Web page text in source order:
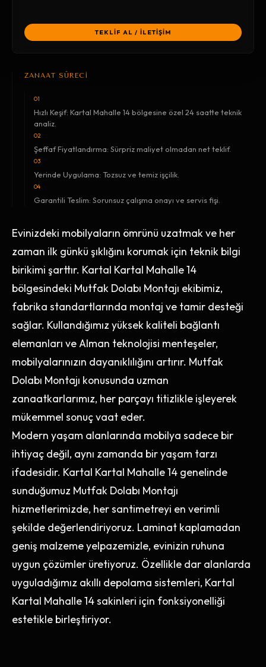
TEKLİF AL / İLETİŞİM
ZANAAT SÜRECİ
01
Hızlı Keşif: Kartal Mahalle 14 bölgesine özel 24 saatte teknik
analiz.
02
Şeffaf Fiyatlandırma: Sürpriz maliyet olmadan net teklif.
03
Yerinde Uygulama: Tozsuz ve temiz işçilik.
04
Garantili Teslim: Sorunsuz çalışma onayı ve servis fişi.
Evinizdeki mobilyaların ömrünü uzatmak ve her
zaman ilk günkü şıklığını korumak için teknik bilgi
birikimi şarttır. Kartal Kartal Mahalle 14
bölgesindeki Mutfak Dolabı Montajı ekibimiz,
fabrika standartlarında montaj ve tamir desteği
sağlar. Kullandığımız yüksek kaliteli bağlantı
elemanları ve Alman teknolojisi menteşeler,
mobilyalarınızın dayanıklılığını artırır. Mutfak
Dolabı Montajı konusunda uzman
zanaatkarlarımız, her parçayı titizlikle işleyerek
mükemmel sonuç vaat eder.
Modern yaşam alanlarında mobilya sadece bir
ihtiyaç değil, aynı zamanda bir yaşam tarzı
ifadesidir. Kartal Kartal Mahalle 14 genelinde
sunduğumuz Mutfak Dolabı Montajı
hizmetlerimizde, her santimetreyi en verimli
şekilde değerlendiriyoruz. Laminat kaplamadan
geniş malzeme yelpazemizle, evinizin ruhuna
uygun çözümler üretiyoruz. Özellikle dar alanlarda
uyguladığımız akıllı depolama sistemleri, Kartal
Kartal Mahalle 14 sakinleri için fonksiyonelliği
estetikle birleştiriyor.